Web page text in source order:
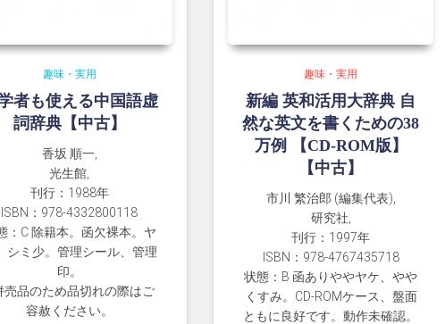
趣味・実用
者も使える中国語虚
詞辞典【中古】
香坂 順一,
光生館,
刊行：1988年
ISBN：978-4332800118
：C 除籍本。函欠裸本。ヤ
シミ少。管理シール、管理
印。
売品のため品切れの際はご
容赦ください。
趣味・実用
新編 英和活用大辞典 自
然な英文を書くための38
万例 【CD-ROM版】
【中古】
市川 繁治郎 (編集代表),
研究社,
刊行：1997年
ISBN：978-4767435718
状態：B 函ありややヤケ、やや
くすみ。CD-ROMケース、盤面
ともに良好です。動作未確認。